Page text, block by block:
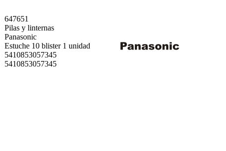
647651
Pilas y linternas
Panasonic
Estuche 10 blister 1 unidad
5410853057345
5410853057345